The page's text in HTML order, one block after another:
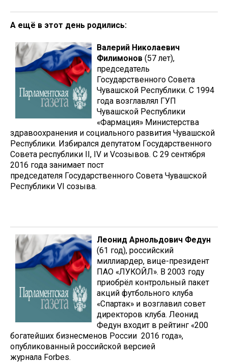
А ещё в этот день родились:
Валерий Николаевич
Филимонов (57 лет),
председатель
Государственного Совета
Чувашской Республики. С 1994
года возглавлял ГУП
Чувашской Республики
«Фармация» Министерства
здравоохранения и социального развития Чувашской
Республики. Избирался депутатом Государственного
Совета республики II, IV и Vсозывов. С 29 сентября
2016 года занимает пост
председателя Государственного Совета Чувашской
Республики VI созыва.
Леонид Арнольдович Федун
(61 год), российский
миллиардер, вице-президент
ПАО «ЛУКОЙЛ». В 2003 году
приобрёл контрольный пакет
акций футбольного клуба
«Спартак» и возглавил совет
директоров клуба. Леонид
Федун входит в рейтинг «200
богатейших бизнесменов России 2016 года»,
опубликованный российской версией
журнала Forbes.